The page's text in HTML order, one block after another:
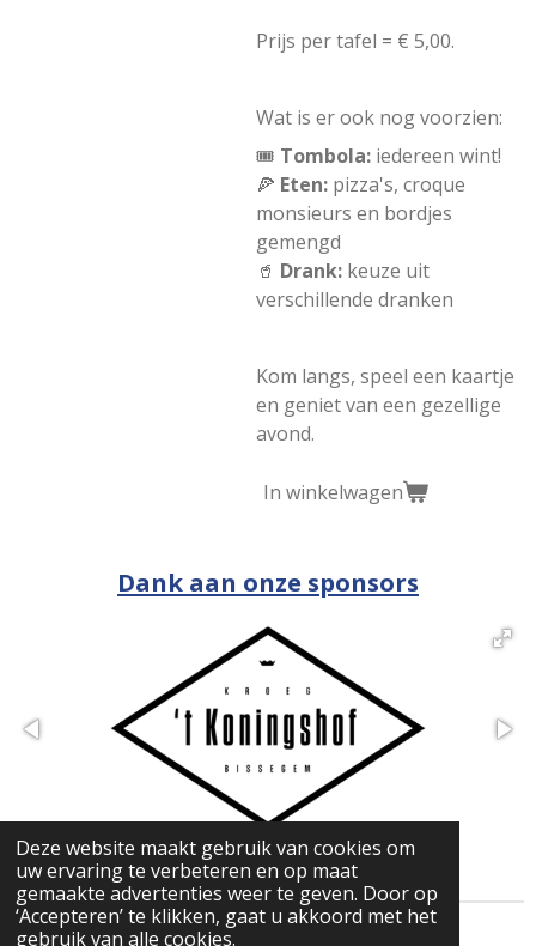
Deze website maakt gebruik van cookies om
uw ervaring te verbeteren en op maat
gemaakte advertenties weer te geven. Door op
‘Accepteren’ te klikken, gaat u akkoord met het
gebruik van alle cookies.
Prijs per tafel = € 5,00.
Wat is er ook nog voorzien:
🎟️ Tombola: iedereen wint!
🍕 Eten: pizza's, croque
monsieurs en bordjes
gemengd
🥤 Drank: keuze uit
verschillende dranken
Kom langs, speel een kaartje
en geniet van een gezellige
avond.
In winkelwagen
Dank aan onze sponsors